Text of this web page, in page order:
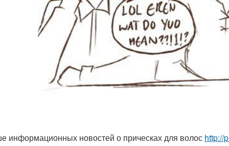
информационных новостей о прическах для волос http://